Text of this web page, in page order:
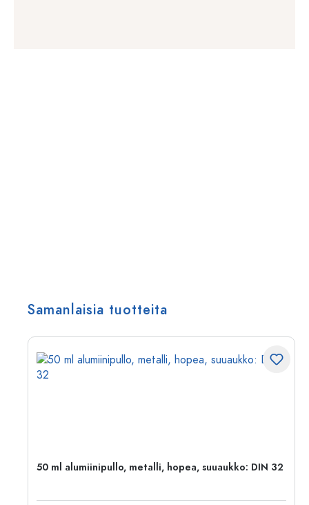
Samanlaisia tuotteita
50 ml alumiinipullo, metalli, hopea, suuaukko: DIN 32